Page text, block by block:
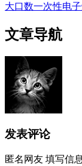
大口数一次性电
文章导航
发表评论
匿名网友 填写信息